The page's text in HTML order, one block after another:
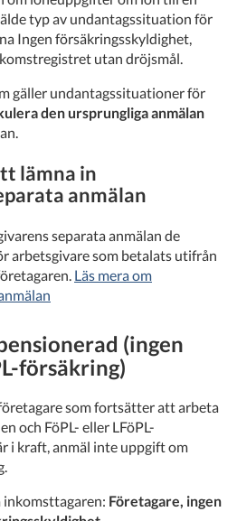
typ av undantagssituation för
Ingen försäkringsskyldighet,
utan dröjsmål.
gäller undantagssituationer för
den ursprungliga anmälan
lämna in
anmälan
separata anmälan de
arbetsgivare som betalats utifrån
Läs mera om
(ingen
försäkring)
som fortsätter att arbeta
och FöPL- eller LFöPL-
i kraft, anmäl inte uppgift om
Företagare, ingen